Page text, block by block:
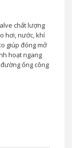
chất lượng
hơi, nước, khí
giúp đóng mở
hoạt ngang
ống công